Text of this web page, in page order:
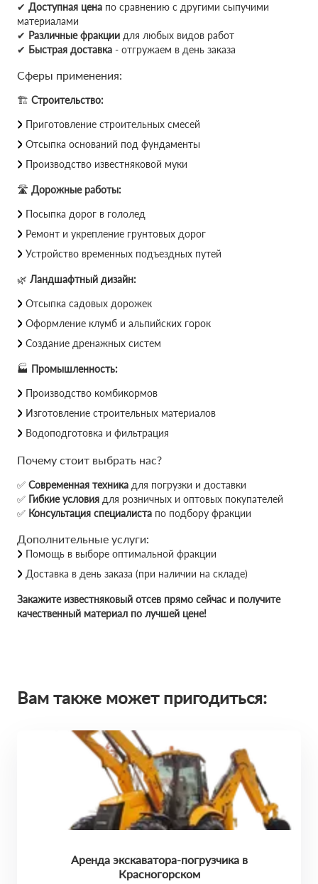
✔ Доступная цена по сравнению с другими сыпучими
материалами
✔ Различные фракции для любых видов работ
✔ Быстрая доставка - отгружаем в день заказа
Сферы применения:
🏗 Строительство:
Приготовление строительных смесей
Отсыпка оснований под фундаменты
Производство известняковой муки
🛣 Дорожные работы:
Посыпка дорог в гололед
Ремонт и укрепление грунтовых дорог
Устройство временных подъездных путей
🌿 Ландшафтный дизайн:
Отсыпка садовых дорожек
Оформление клумб и альпийских горок
Создание дренажных систем
🏭 Промышленность:
Производство комбикормов
Изготовление строительных материалов
Водоподготовка и фильтрация
Почему стоит выбрать нас?
✅ Современная техника для погрузки и доставки
✅ Гибкие условия для розничных и оптовых покупателей
✅ Консультация специалиста по подбору фракции
Дополнительные услуги:
Помощь в выборе оптимальной фракции
Доставка в день заказа (при наличии на складе)
Закажите известняковый отсев прямо сейчас и получите
качественный материал по лучшей цене!
Вам также может пригодиться:
Аренда экскаватора-погрузчика в
Красногорском